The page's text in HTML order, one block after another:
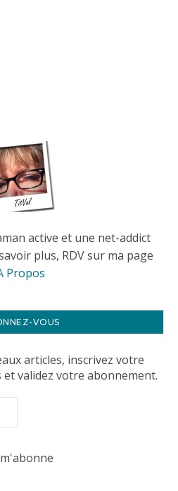
active et une net-addict
plus, RDV sur ma page
Propos
VOUS
articles, inscrivez votre
et validez votre abonnement.